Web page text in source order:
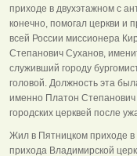
приходе в двухэтажном с
конечно, помогал церкви и
всей России миссионера
Степанович Суханов,
служивший городу
головой. Должность эта
именно Платон Степанович
городских церквей после
Жил в Пятницком приходе в
прихода Владимирской